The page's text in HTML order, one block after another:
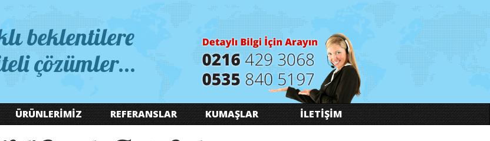
beklentilere
çözümler...
ÜRÜNLERİMİZ REFERANSLAR KUMAŞLAR İLETİŞİM